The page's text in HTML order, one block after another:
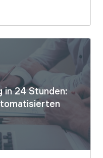
rassistisch
geringeren
digitalen
vor massive
Die fortschreitende
in 24 Stunden: